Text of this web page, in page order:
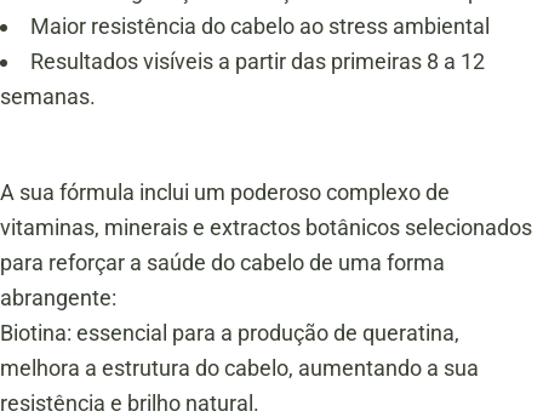
Maior resistência do cabelo ao stress ambiental
Resultados visíveis a partir das primeiras 8 a 12
semanas.
A sua fórmula inclui um poderoso complexo de
vitaminas, minerais e extractos botânicos selecionados
para reforçar a saúde do cabelo de uma forma
abrangente:
Biotina: essencial para a produção de queratina,
melhora a estrutura do cabelo, aumentando a sua
resistência e brilho natural.